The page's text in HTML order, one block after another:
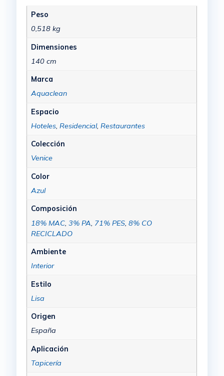
Peso
0,518 kg
Dimensiones
140 cm
Marca
Aquaclean
Espacio
Hoteles, Residencial, Restaurantes
Colección
Venice
Color
Azul
Composición
18% MAC, 3% PA, 71% PES, 8% CO
RECICLADO
Ambiente
Interior
Estilo
Lisa
Origen
España
Aplicación
Tapicería